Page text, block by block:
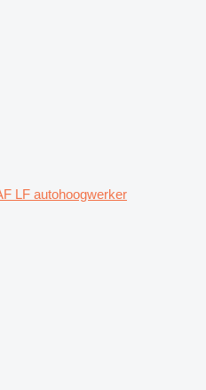
LF autohoogwerker